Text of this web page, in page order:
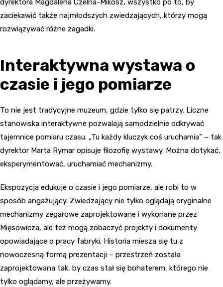
dyrektora Magdalena Czelna-Mikosz, wszystko po to, by
zaciekawić także najmłodszych zwiedzających, którzy mogą
rozwiązywać różne zagadki.
Interaktywna wystawa o
czasie i jego pomiarze
To nie jest tradycyjne muzeum, gdzie tylko się patrzy. Liczne
stanowiska interaktywne pozwalają samodzielnie odkrywać
tajemnice pomiaru czasu. „Tu każdy kluczyk coś uruchamia” – tak
dyrektor Marta Rymar opisuje filozofię wystawy. Można dotykać,
eksperymentować, uruchamiać mechanizmy.
Ekspozycja edukuje o czasie i jego pomiarze, ale robi to w
sposób angażujący. Zwiedzający nie tylko oglądają oryginalne
mechanizmy zegarowe zaprojektowane i wykonane przez
Mięsowicza, ale też mogą zobaczyć projekty i dokumenty
opowiadające o pracy fabryki. Historia miesza się tu z
nowoczesną formą prezentacji – przestrzeń została
zaprojektowana tak, by czas stał się bohaterem, którego nie
tylko oglądamy, ale przeżywamy.